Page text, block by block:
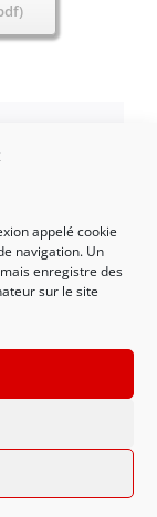
appelé cookie
navigation. Un
enregistre des
sur le site